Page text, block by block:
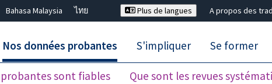
Bahasa Malaysia
ไทย
Plus de langues A propos des
Nos données probantes
sont fiables Que sont les revues
S'impliquer Se former